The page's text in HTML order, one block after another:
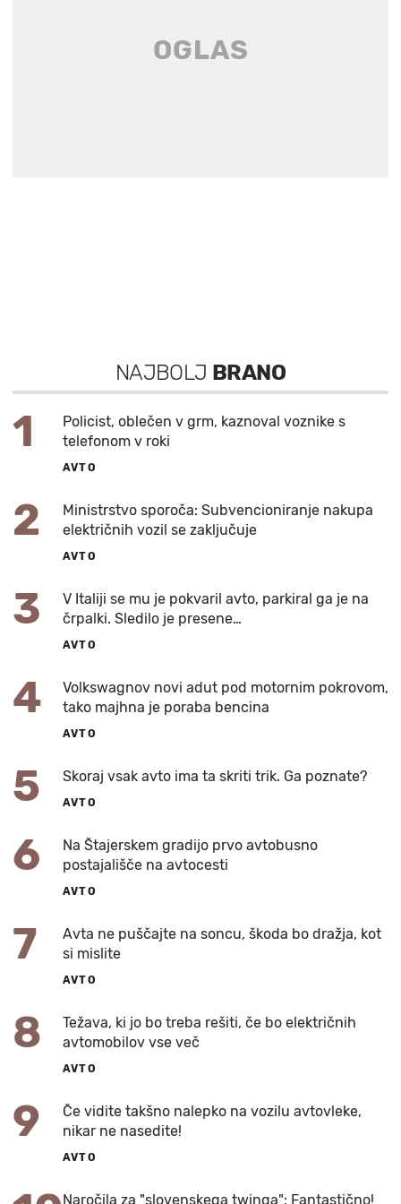
NAJBOLJ BRANO
1
Policist, oblečen v grm, kaznoval voznike s
telefonom v roki
AVTO
2
Ministrstvo sporoča: Subvencioniranje nakupa
električnih vozil se zaključuje
AVTO
3
V Italiji se mu je pokvaril avto, parkiral ga je na
črpalki. Sledilo je presene…
AVTO
4
Volkswagnov novi adut pod motornim pokrovom,
tako majhna je poraba bencina
AVTO
5 Skoraj vsak avto ima ta skriti trik. Ga poznate?
AVTO
6
Na Štajerskem gradijo prvo avtobusno
postajališče na avtocesti
AVTO
7
Avta ne puščajte na soncu, škoda bo dražja, kot
si mislite
AVTO
8
Težava, ki jo bo treba rešiti, če bo električnih
avtomobilov vse več
AVTO
9
Če vidite takšno nalepko na vozilu avtovleke,
nikar ne nasedite!
AVTO
Naročila za "slovenskega twinga": Fantastično!